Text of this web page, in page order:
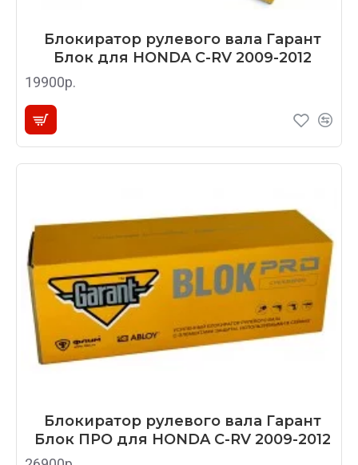
Блокиратор рулевого вала Гарант
Блок для HONDA C-RV 2009-2012
19900р.
Блокиратор рулевого вала Гарант
Блок ПРО для HONDA C-RV 2009-2012